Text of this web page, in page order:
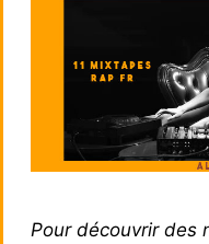
Pour découvrir des